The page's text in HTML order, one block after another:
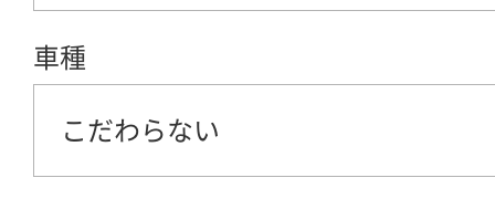
車種
こだわらない